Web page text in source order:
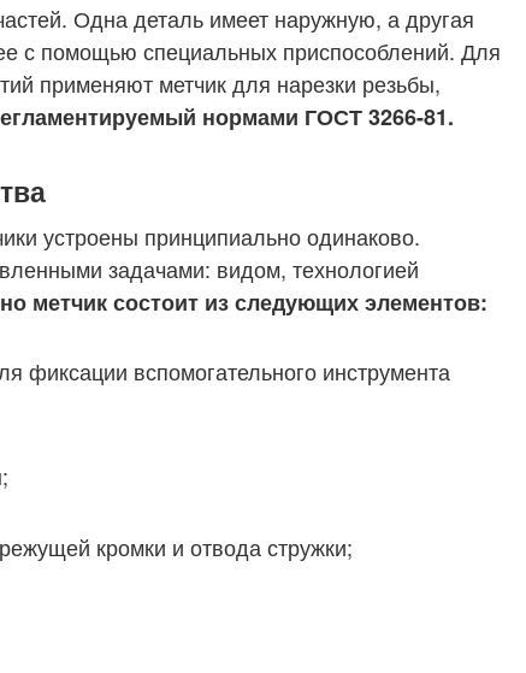
Одна деталь имеет наружную, а другая
с помощью специальных приспособлений. Для
применяют метчик для нарезки резьбы,
нормами ГОСТ 3266-81.
устроены принципиально одинаково.
задачами: видом, технологией
метчик состоит из следующих элементов:
фиксации вспомогательного инструмента
кромки и отвода стружки;